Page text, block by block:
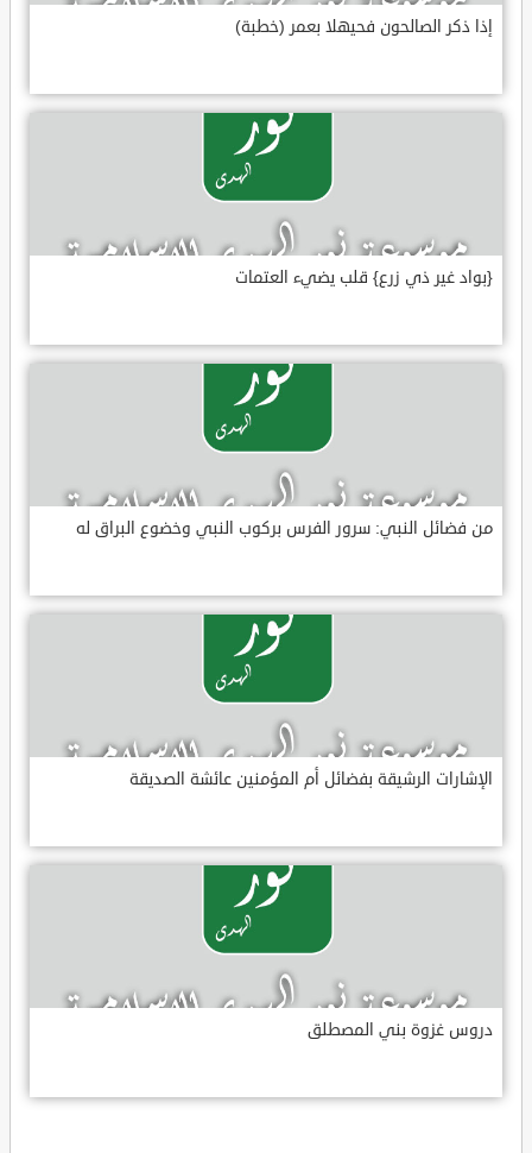
إذا ذكر الصالحون فحيهلا بعمر (خطبة)
{بواد غير ذي زرع} قلب يضيء العتمات
من فضائل النبي: سرور الفرس بركوب النبي وخضوع البراق له
الإشارات الرشيقة بفضائل أم المؤمنين عائشة الصديقة
دروس غزوة بني المصطلق